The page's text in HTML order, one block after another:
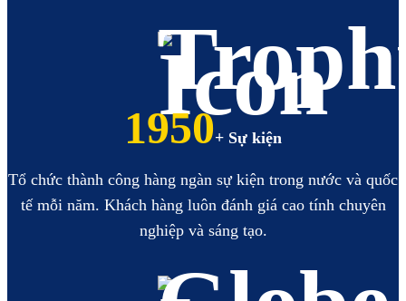
2223+ Sự kiện
Tổ chức thành công hàng ngàn sự kiện trong nước và quốc
tế mỗi năm. Khách hàng luôn đánh giá cao tính chuyên
nghiệp và sáng tạo.